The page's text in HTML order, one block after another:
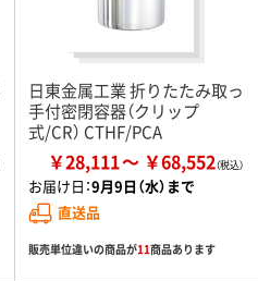
日東金属工業 折りたたみ取っ
手付密閉容器（クリップ
式/CR） CTHF/PCA
￥28,111 ￥68,552
お届け日：9月9日（水）まで
直送品
販売単位違いの商品が11商品あります